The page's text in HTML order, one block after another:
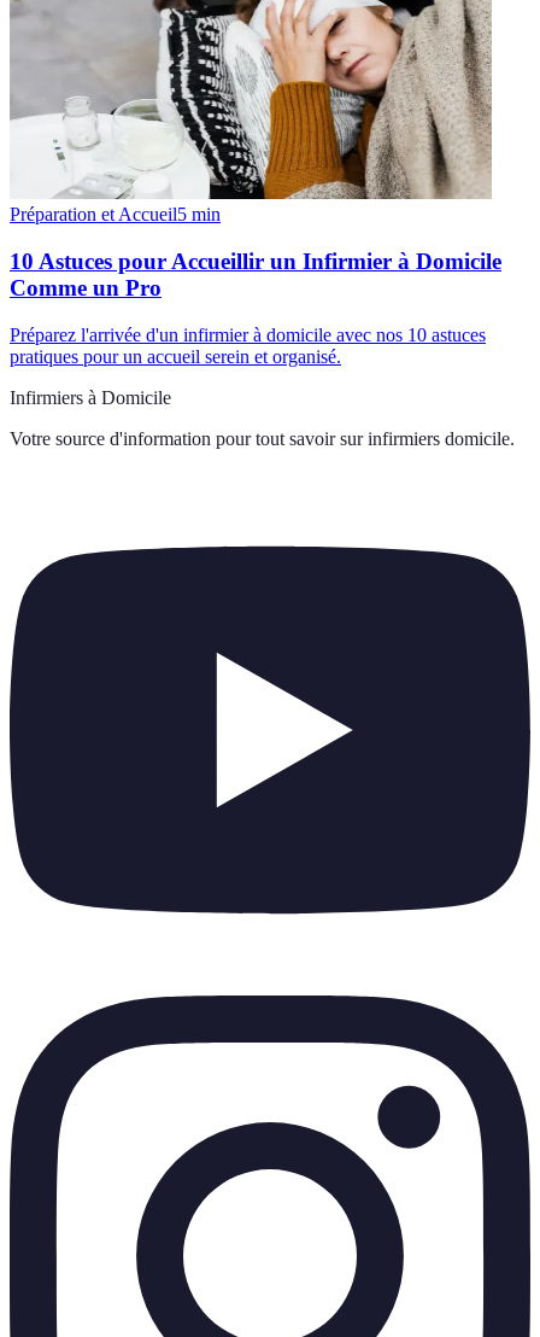
Préparation et Accueil5 min
10 Astuces pour Accueillir un Infirmier à Domicile
Comme un Pro
Préparez l'arrivée d'un infirmier à domicile avec nos 10 astuces
pratiques pour un accueil serein et organisé.
Infirmiers à Domicile
Votre source d'information pour tout savoir sur infirmiers domicile.